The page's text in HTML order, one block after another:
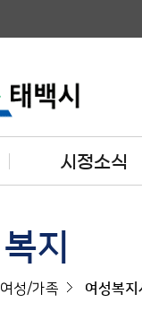
시정소식
복지
여성/가족 여성복지